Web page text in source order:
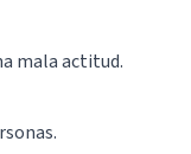
mala actitud.